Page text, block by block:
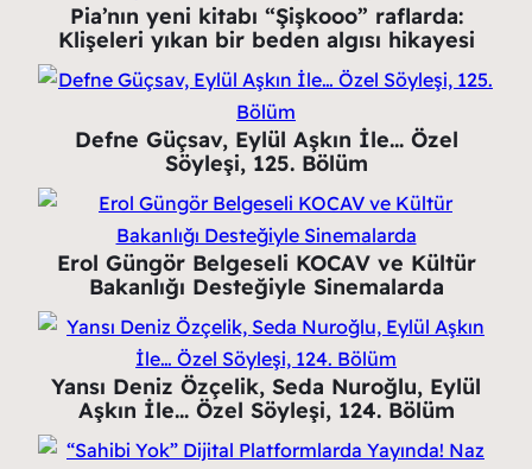
Pia’nın yeni kitabı “Şişkooo” raflarda:
Klişeleri yıkan bir beden algısı hikayesi
Defne Güçsav, Eylül Aşkın İle… Özel
Söyleşi, 125. Bölüm
Erol Güngör Belgeseli KOCAV ve Kültür
Bakanlığı Desteğiyle Sinemalarda
Yansı Deniz Özçelik, Seda Nuroğlu, Eylül
Aşkın İle… Özel Söyleşi, 124. Bölüm